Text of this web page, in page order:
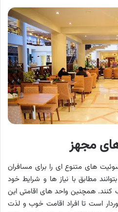
مجهز
ها و سوئیت‌ های متنوع ای را برای مسافران
مطابق با نیاز ها و شرایط خود
کنند. همچنین واحد های اقامتی این
است تا افراد اقامت خوب و لذت